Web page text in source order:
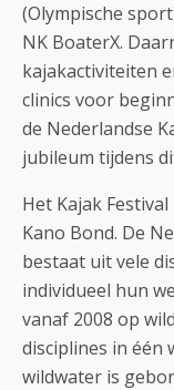
(Olympische
NK BoaterX.
kajakactiviteiten
clinics voor
de Nederlandse
jubileum tijdens
Het Kajak
Kano Bond. De
bestaat uit vele
individueel hun
vanaf 2008 op
disciplines in één
wildwater is